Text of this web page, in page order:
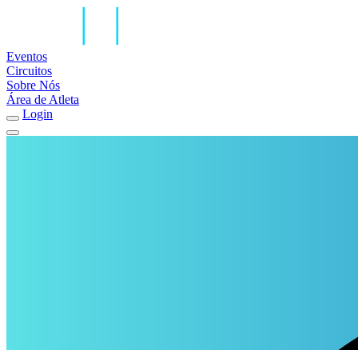
Eventos
Circuitos
Sobre Nós
Área de Atleta
Login